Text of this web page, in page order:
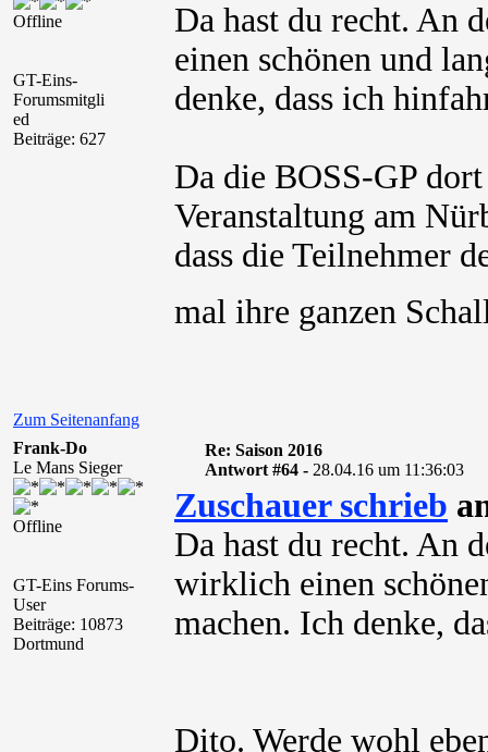
Offline
GT-Eins-
Forumsmitgli
ed
Beiträge: 627
Da hast du recht. An
einen schönen und
denke, dass ich
Da die BOSS-GP
Veranstaltung am
dass die Teilnehmer
mal ihre ganzen
Zum Seitenanfang
Frank-Do
Le Mans Sieger
Offline
GT-Eins Forums-
User
Beiträge: 10873
Dortmund
Re: Saison 2016
Antwort #64 - 28.04.16 um 11:36:03
Zuschauer schrieb
Da hast du recht. An
wirklich einen
machen. Ich denke,
Dito. Werde wohl